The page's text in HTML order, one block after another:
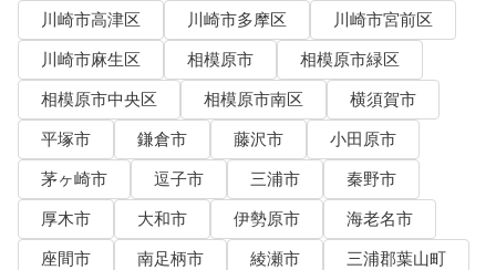
川崎市高津区
川崎市多摩区
川崎市宮前区
川崎市麻生区
相模原市
相模原市緑区
相模原市中央区
相模原市南区
横須賀市
平塚市
鎌倉市 藤沢市
小田原市
茅ヶ崎市
逗子市 三浦市
秦野市
厚木市
大和市 伊勢原市
海老名市
座間市
南足柄市 綾瀬市
三浦郡葉山町